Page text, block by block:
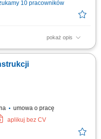
10 pracowników
pokaż opis
do kolejnego procesu
w tym zagęszczanie mieszanki
oraz kontrola jakości
umowa o pracę
aplikuj bez CV